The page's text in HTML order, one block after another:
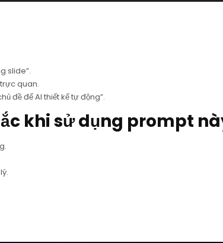
slide”.
quan.
đề để AI thiết kế tự động”.
khi sử dụng prompt